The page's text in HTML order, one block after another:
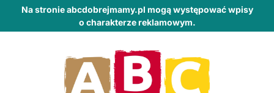
Na stronie abcdobrejmamy.pl mogą występować wpisy
o charakterze reklamowym.